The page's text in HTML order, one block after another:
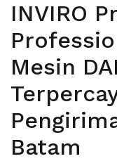
INVIRO
Mesin
Batam